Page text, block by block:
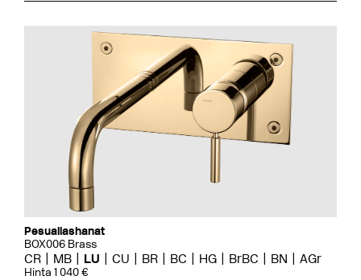
Pesuallashanat
BOX006 Brass
CR MB LU CU BR BC HG BrBC BN AGr
Hinta 1 040 €